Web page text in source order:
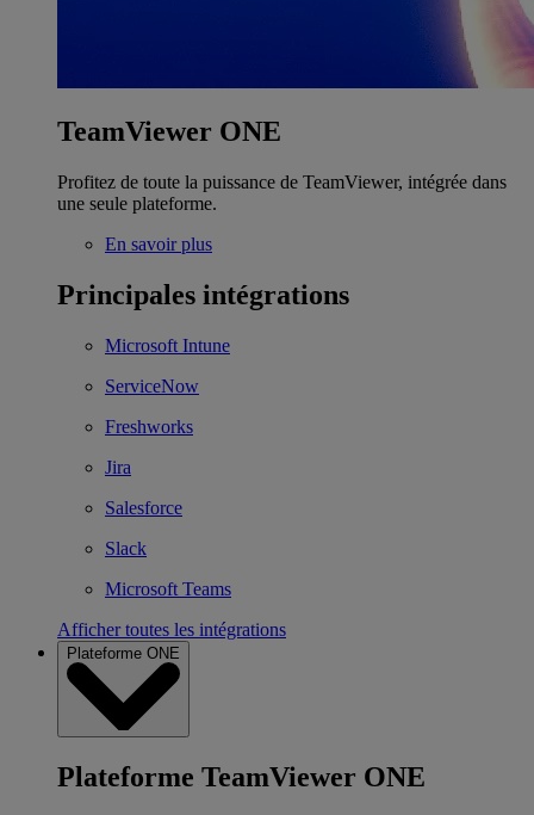
TeamViewer ONE
Profitez de toute la puissance de TeamViewer, intégrée dans
une seule plateforme.
En savoir plus
Principales intégrations
Microsoft Intune
ServiceNow
Freshworks
Jira
Salesforce
Slack
Microsoft Teams
Afficher toutes les intégrations
Plateforme ONE
Plateforme TeamViewer ONE